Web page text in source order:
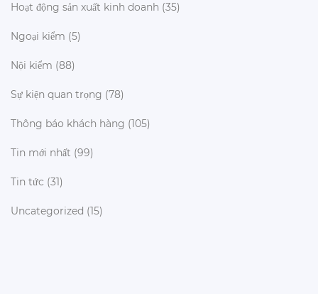
Hoạt động sản xuất kinh doanh (35)
Ngoại kiểm (5)
Nội kiểm (88)
Sự kiện quan trọng (78)
Thông báo khách hàng (105)
Tin mới nhất (99)
Tin tức (31)
Uncategorized (15)